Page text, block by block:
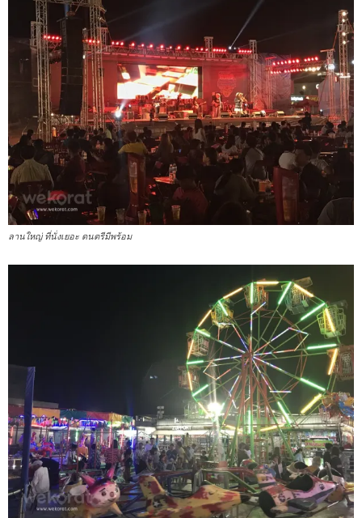
ลานใหญ่ ที่นั่งเยอะ ดนตรีมีพร้อม